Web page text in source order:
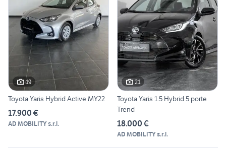
19
Toyota Yaris Hybrid Active MY22
17.900 €
AD MOBILITY s.r.l.
21
Toyota Yaris 1.5 Hybrid 5 porte
Trend
18.000 €
AD MOBILITY s.r.l.